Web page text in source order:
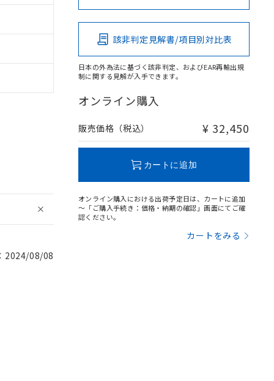
2024/08/08
該非判定見解書/項目別対比表
日本の外為法に基づく該非判定、およびEAR再輸出規
制に関する見解が入手できます。
オンライン購入
販売価格（税込） ¥ 32,450
カートに追加
オンライン購入における出荷予定日は、カートに追加
～「ご購入手続き：価格・納期の確認」画面にてご確
認ください。
カートをみる